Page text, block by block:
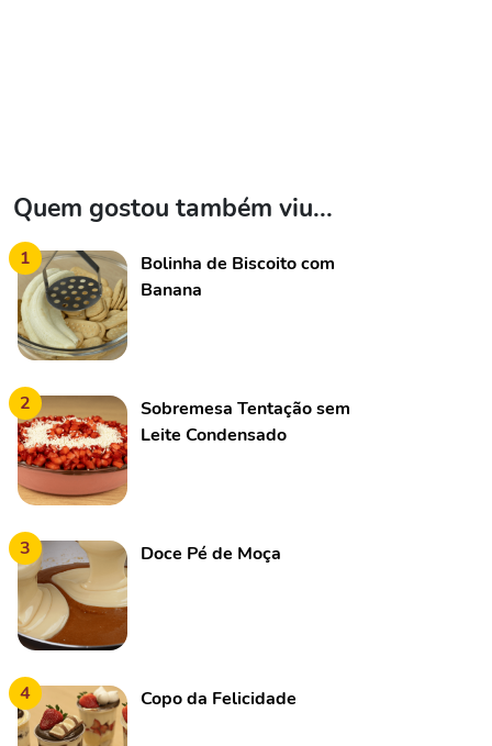
Quem gostou também viu...
1
Bolinha de Biscoito com
Banana
2
Sobremesa Tentação sem
Leite Condensado
3 Doce Pé de Moça
4 Copo da Felicidade